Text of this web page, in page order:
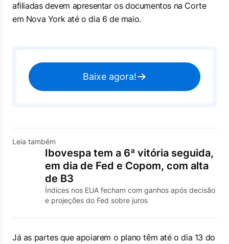
afiliadas devem apresentar os documentos na Corte
em Nova York até o dia 6 de maio.
Baixe agora!
Leia também
Ibovespa tem a 6ª vitória seguida,
em dia de Fed e Copom, com alta
de B3
Índices nos EUA fecham com ganhos após decisão
e projeções do Fed sobre juros
Já as partes que apoiarem o plano têm até o dia 13 do